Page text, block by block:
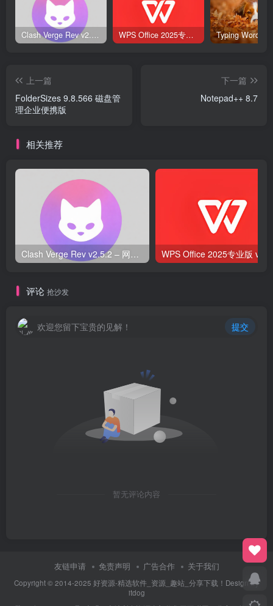
Clash Verge Rev v2.5.2 – 网络代理工具 WPS Office 2025专业版 v12.1.0.23542 v2 永久激活版
上一篇
FolderSizes 9.8.566 磁盘管
理企业便携版
下一篇
Notepad++ 8.7
相关推荐
Clash Verge Rev v2.5.2 – 网络代理工具
评论 抢沙发
欢迎您留下宝贵的见解！ 提交
暂无评论内容
友链申请 免责声明 广告合作 关于我们
Copyright © 2014-2025 好资源-精选软件_资源_趣站_分享下载！Design By
itdog